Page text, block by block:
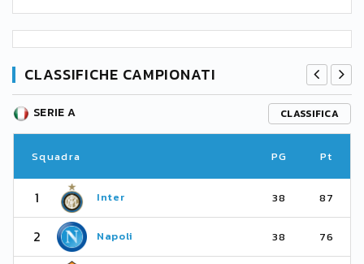
CLASSIFICHE CAMPIONATI
SERIE A CLASSIFICA
Squadra PG Pt
1 Inter 38 87
2 Napoli 38 76